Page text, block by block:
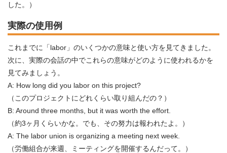
した。）
実際の使用例
これまでに「labor」のいくつかの意味と使い方を見てきました。
次に、実際の会話の中でこれらの意味がどのように使われるかを
見てみましょう。
A: How long did you labor on this project?
（このプロジェクトにどれくらい取り組んだの？）
B: Around three months, but it was worth the effort.
（約3ヶ月くらいかな。でも、その努力は報われたよ。）
A: The labor union is organizing a meeting next week.
（労働組合が来週、ミーティングを開催するんだって。）